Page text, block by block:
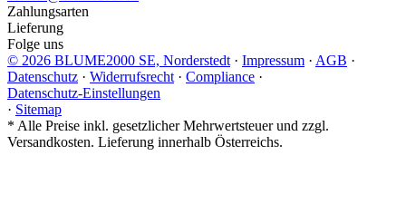
Zahlungsarten
Lieferung
Folge uns
© 2026 BLUME2000 SE, Norderstedt · Impressum · AGB ·
Datenschutz · Widerrufsrecht · Compliance ·
Datenschutz-Einstellungen
· Sitemap
* Alle Preise inkl. gesetzlicher Mehrwertsteuer und zzgl.
Versandkosten. Lieferung innerhalb Österreichs.